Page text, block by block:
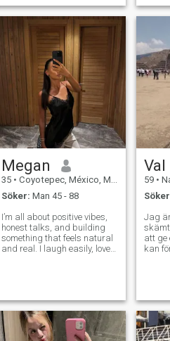
ser la mejor versión de mi
misma.
soy
Megan
35 • Coyotepec, México, Mexico
Söker: Man 45 - 88
I’m all about positive vibes,
honest talks, and building
something that feels natural
and real. I laugh easily, love
Val
59 •
Jag
att ge
kan